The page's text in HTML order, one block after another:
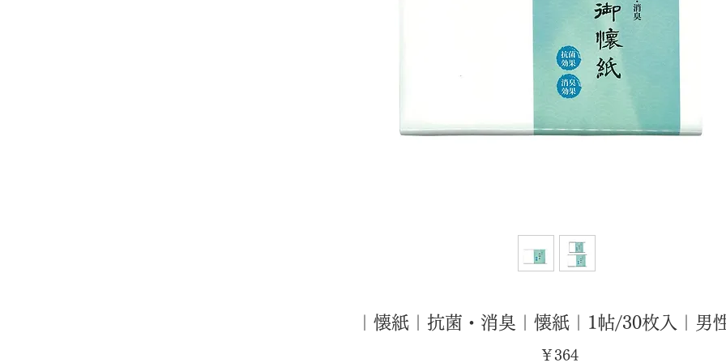
｜懐紙｜抗菌・消臭｜懐紙｜1帖/30枚入｜男
￥364価